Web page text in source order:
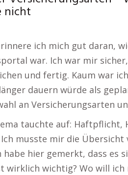
nicht
ich mich gut daran,
war. Ich war mir
und fertig. Kaum war
dauern würde als
an Versicherungsarten
tauchte auf: Haftpflicht,
musste mir die Übersicht
hier gemerkt, dass es
wirklich wichtig? Wo will